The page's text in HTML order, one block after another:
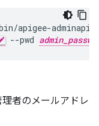
apigee-
--pwd
理者のメールアドレ